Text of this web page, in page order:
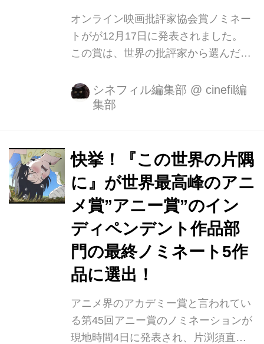
ホ...
オンライン映画批評家協会賞ノミネー
トがが12月17日に発表されました。
この賞は、世界の批評家から選んだオ
ここのノミネートはアニメーションで
アニー賞インディペンデント作品賞候
中に選ばれました。 今回は、インデペ
ンデントではなくメジャー作品と並ん
で堂々と最終候補となり、クラウドフ
ァンディングからスタートしたこの日
本の作品が、このような位置で選出さ
れるということは、スタジオジブリ以
外ではなかなか成し遂げられない快挙
です。 今回は、『リメンバー・ミー』
して日...
シネフィル編集部 @ cinefil編
集部
快挙！『この世界の片隅
に』が世界最高峰のアニ
メ賞”アニー賞”のイン
ディペンデント作品部
門の最終ノミネート5作
品に選出！
アニメ界のアカデミー賞と言われてい
る第45回アニー賞のノミネーションが
現地時間4日に発表され、片渕須直監